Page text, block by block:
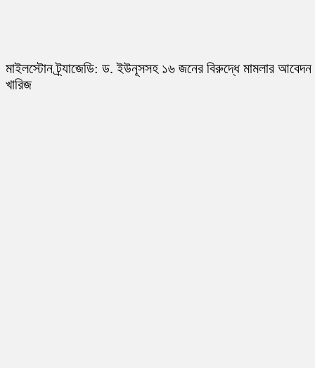
মাইলস্টোন ট্র্যাজেডি: ড. ইউনূসসহ ১৬ জনের বিরুদ্ধে মামলার আবেদন
খারিজ